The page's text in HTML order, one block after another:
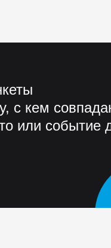
с кем
или событие